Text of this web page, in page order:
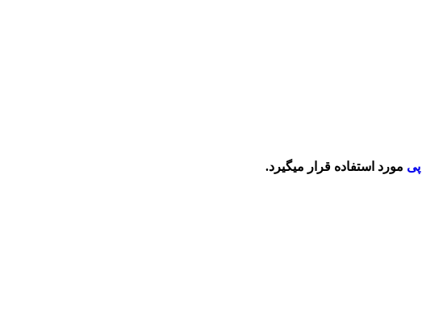
مورد استفاده قرار میگیرد.